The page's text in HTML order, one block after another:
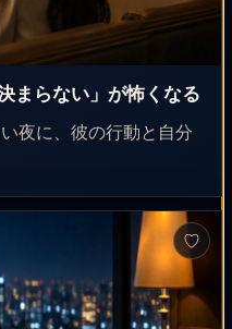
まらない」が怖くなる
夜に、彼の行動と自分
♡